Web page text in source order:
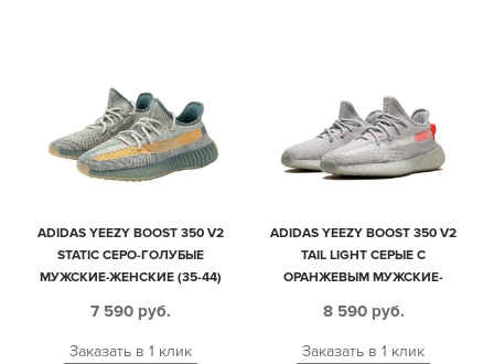
ADIDAS YEEZY BOOST 350 V2
STATIC СЕРО-ГОЛУБЫЕ
МУЖСКИЕ-ЖЕНСКИЕ (35-44)
7 590 руб.
Заказать в 1 клик
ADIDAS YEEZY BOOST 350 V2
TAIL LIGHT СЕРЫЕ С
ОРАНЖЕВЫМ МУЖСКИЕ-
8 590 руб.
Заказать в 1 клик